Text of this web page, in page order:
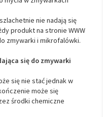
nie nadają się
produkt na stronie WWW
zmywarki i mikrofalówki.
się do zmywarki
się nie stać jednak w
może się
środki chemiczne